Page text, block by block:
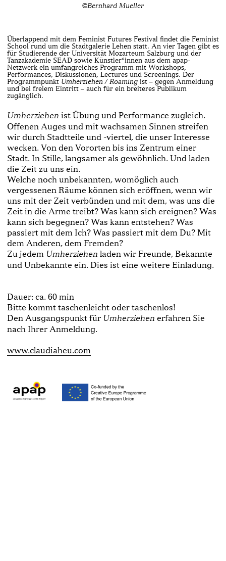
©Bernhard Mueller
Überlappend mit dem Feminist Futures Festival findet die Feminist
School rund um die Stadtgalerie Lehen statt. An vier Tagen gibt es
für Studierende der Universität Mozarteum Salzburg und der
Tanzakademie SEAD sowie Künstler*innen aus dem apap-
Netzwerk ein umfangreiches Programm mit Workshops,
Performances, Diskussionen, Lectures und Screenings. Der
Programmpunkt Umherziehen / Roamingist – gegen Anmeldung
und bei freiem Eintritt – auch für ein breiteres Publikum
zugänglich.
Umherziehen ist Übung und Performance zugleich.
Offenen Auges und mit wachsamen Sinnen streifen
wir durch Stadtteile und -viertel, die unser Interesse
wecken. Von den Vororten bis ins Zentrum einer
Stadt. In Stille, langsamer als gewöhnlich. Und laden
die Zeit zu uns ein.
Welche noch unbekannten, womöglich auch
vergessenen Räume können sich eröffnen, wenn wir
uns mit der Zeit verbünden und mit dem, was uns die
Zeit in die Arme treibt? Was kann sich ereignen? Was
kann sich begegnen? Was kann entstehen? Was
passiert mit dem Ich? Was passiert mit dem Du? Mit
dem Anderen, dem Fremden?
Zu jedem Umherziehen laden wir Freunde, Bekannte
und Unbekannte ein. Dies ist eine weitere Einladung.
Dauer: ca. 60 min
Bitte kommt taschenleicht oder taschenlos!
Den Ausgangspunkt für Umherziehen erfahren Sie
nach Ihrer Anmeldung.
www.claudiaheu.com